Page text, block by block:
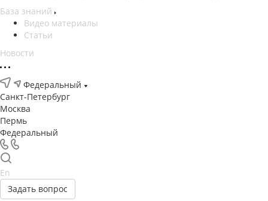
База знаний
Видео материалы
Статьи
Новости
Федеральный
Санкт-Петербург
Москва
Пермь
Федеральный
En
Задать вопрос